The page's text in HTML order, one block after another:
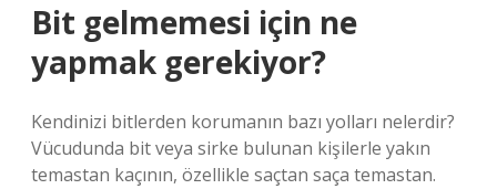
Bit gelmemesi için ne
yapmak gerekiyor?
Kendinizi bitlerden korumanın bazı yolları nelerdir?
Vücudunda bit veya sirke bulunan kişilerle yakın
temastan kaçının, özellikle saçtan saça temastan.